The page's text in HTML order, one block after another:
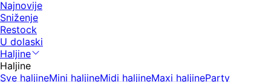
Najnovije
Sniženje
Restock
U dolaski
Haljine
Haljine
Sve haljineMini haljineMidi haljineMaxi haljineParty